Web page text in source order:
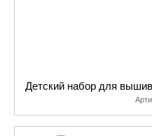
Детский набор для